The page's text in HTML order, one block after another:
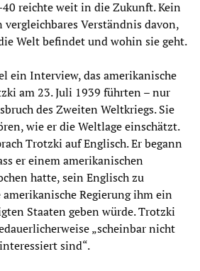
reichte weit in die Zukunft. Kein
Verständnis davon,
Welt befindet und wohin sie geht.
ein Interview, das amerikanische
am 23. Juli 1939 führten – nur
des Zweiten Weltkriegs. Sie
wie er die Weltlage einschätzt.
Trotzki auf Englisch. Er begann
er einem amerikanischen
hatte, sein Englisch zu
Regierung ihm ein
Staaten geben würde. Trotzki
„scheinbar nicht
sind“.